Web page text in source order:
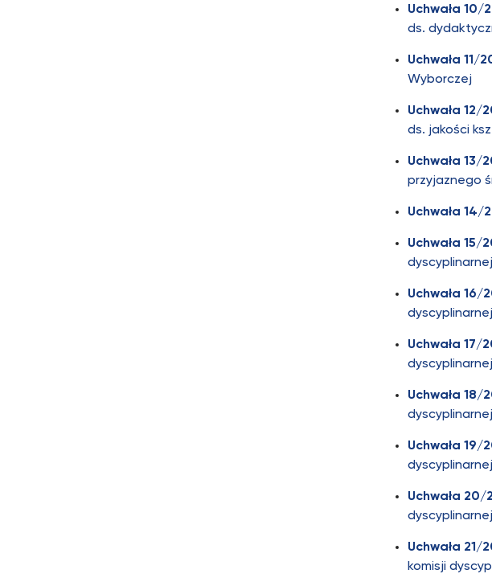
Uchwała 10/
ds.
Uchwała 11/
Wyborczej
Uchwała 12/
ds. jakości
Uchwała 13/
przyjaznego
Uchwała 14/
Uchwała 15/
Uchwała 16/
Uchwała 17/
Uchwała 18/
Uchwała 19/
Uchwała 20/
Uchwała 21/
komisji